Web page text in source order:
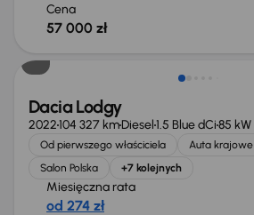
Cena
57 000 zł
Możliwość odliczenia VAT
Dacia Lodgy
2022104 327 kmDiesel1.5 Blue dCi85 kW
Od pierwszego właściciela Auta krajowe
Salon Polska
+7 kolejnych
Miesięczna rata
od 274 zł